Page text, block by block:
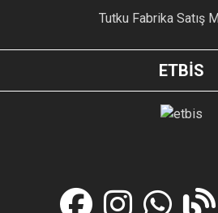
Tutku Fabrika Satış
ETBİS